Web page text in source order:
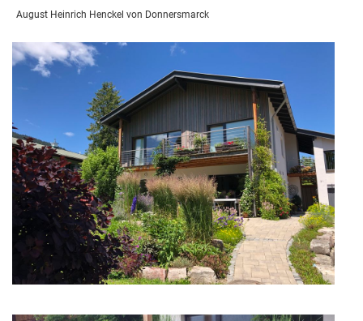
August Heinrich Henckel von Donnersmarck